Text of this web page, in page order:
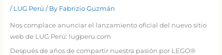
/ LUG Perú / By Fabrizio Guzmán
Nos complace anunciar el lanzamiento oficial del nuevo sitio
web de LUG Perú: lugperu.com
Después de años de compartir nuestra pasión por LEGO®